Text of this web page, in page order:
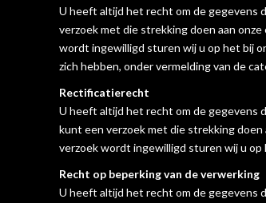
U heeft altijd het recht om de gegevens
verzoek met die strekking doen aan
wordt ingewilligd sturen wij u op het bij
zich hebben, onder vermelding van de
Rectificatierecht
U heeft altijd het recht om de gegevens
kunt een verzoek met die strekking
verzoek wordt ingewilligd sturen wij u
Recht op beperking van de verwerking
U heeft altijd het recht om de gegevens